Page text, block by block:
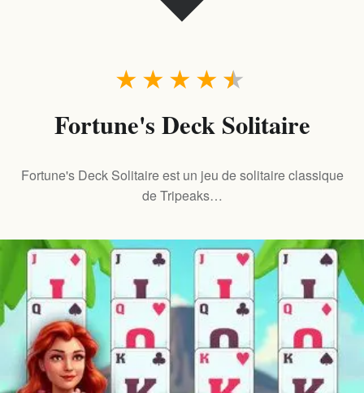
★
★
★
★
★
Fortune's Deck Solitaire
Fortune's Deck Solitaire est un jeu de solitaire classique
de Tripeaks…